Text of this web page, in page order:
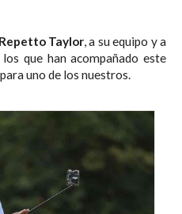
Taylor , a su equipo y a
que han acompañado este
para uno de los nuestros.